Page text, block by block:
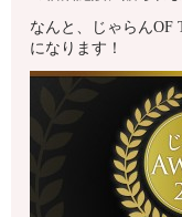
なんと、じゃらんOF
になります！